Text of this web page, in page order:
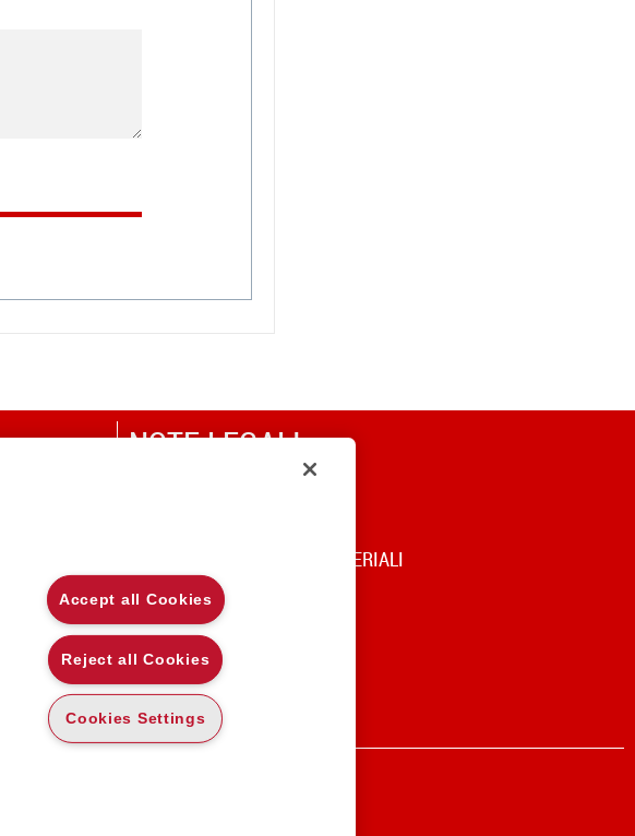
NOTE LEGALI
CODICE DI UTILIZZO DEI MATERIALI
Accept all Cookies
Reject all Cookies
Cookies Settings